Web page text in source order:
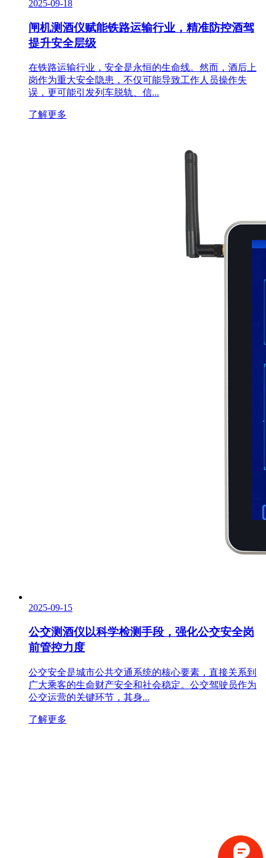
2025-09-18
闸机测酒仪赋能铁路运输行业，精准防控酒驾
提升安全层级
在铁路运输行业，安全是永恒的生命线。然而，酒后上
岗作为重大安全隐患，不仅可能导致工作人员操作失
误，更可能引发列车脱轨、信...
了解更多
2025-09-15
公交测酒仪以科学检测手段，强化公交安全岗
前管控力度
公交安全是城市公共交通系统的核心要素，直接关系到
广大乘客的生命财产安全和社会稳定。公交驾驶员作为
公交运营的关键环节，其身...
了解更多